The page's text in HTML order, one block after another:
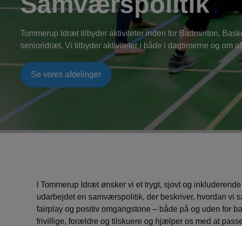
Tommerup Idræt tilbyder aktiviteter inden for Badminton,
senioridræt. Vi tilbyder aktiviteter i både i dagtimerne og om
Se vores afdelinger
I Tommerup Idræt ønsker vi et trygt, sjovt og
udarbejdet en samværspolitik, der beskriver, hvordan vi
fairplay og positiv omgangstone – både på og uden for
frivillige, forældre og tilskuere og hjælper os med at